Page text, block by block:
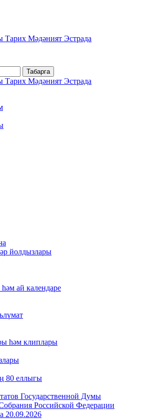
Тарих Мәдәният Эстрада
Табарга
Тарих Мәдәният Эстрада
йолдызлары
ай календаре
һәм клиплары
80 еллыгы
Государственной Думы
Российской Федерации
20.09.2026